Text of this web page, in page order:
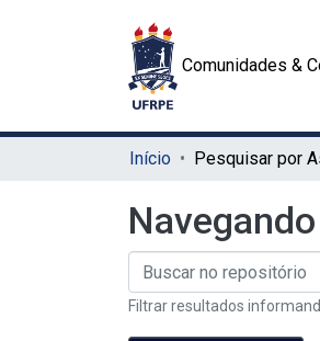
Comunidades &
Início Pesquisar por
Filtrar resultados